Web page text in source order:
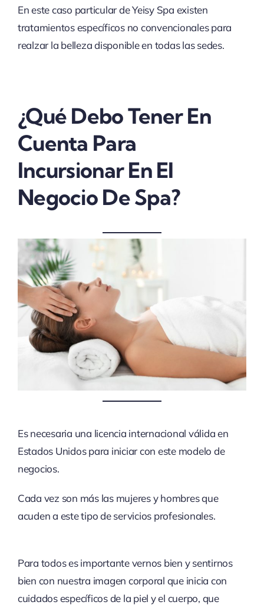
En este caso particular de Yeisy Spa existen
tratamientos específicos no convencionales para
realzar la belleza disponible en todas las sedes.
¿Qué Debo Tener En
Cuenta Para
Incursionar En El
Negocio De Spa?
Es necesaria una licencia internacional válida en
Estados Unidos para iniciar con este modelo de
negocios.
Cada vez son más las mujeres y hombres que
acuden a este tipo de servicios profesionales.
Para todos es importante vernos bien y sentirnos
bien con nuestra imagen corporal que inicia con
cuidados específicos de la piel y el cuerpo, que